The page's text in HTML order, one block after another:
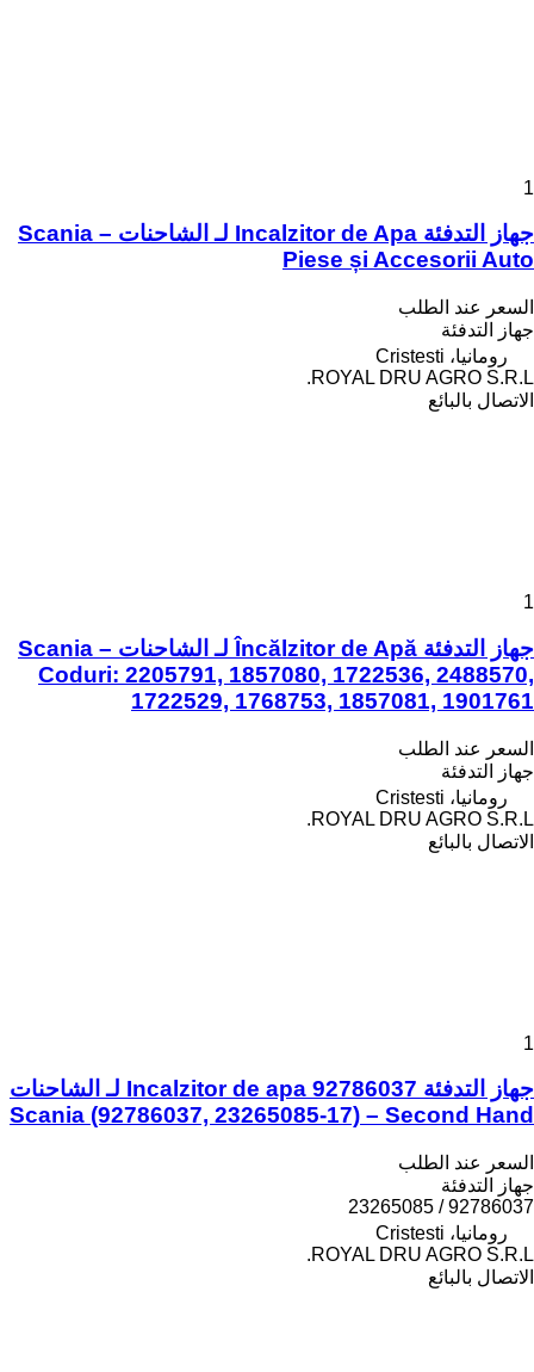
1
جهاز التدفئة Incalzitor de Apa لـ الشاحنات Scania –
Piese și Accesorii Auto
السعر عند الطلب
جهاز التدفئة
رومانيا، Cristesti
ROYAL DRU AGRO S.R.L.
الاتصال بالبائع
1
جهاز التدفئة Încălzitor de Apă لـ الشاحنات Scania –
Coduri: 2205791, 1857080, 1722536, 2488570,
1722529, 1768753, 1857081, 1901761
السعر عند الطلب
جهاز التدفئة
رومانيا، Cristesti
ROYAL DRU AGRO S.R.L.
الاتصال بالبائع
1
جهاز التدفئة Incalzitor de apa 92786037 لـ الشاحنات
Scania (92786037, 23265085-17) – Second Hand
السعر عند الطلب
جهاز التدفئة
92786037 / 23265085
رومانيا، Cristesti
ROYAL DRU AGRO S.R.L.
الاتصال بالبائع